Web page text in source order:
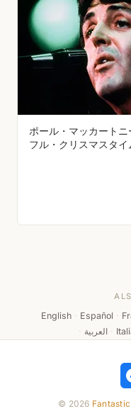
ポール・マッカート
フル・クリスマスタ
English · Español ·
· العربية ·
© 2026